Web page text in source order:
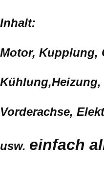
Inhalt:
Motor, Kupplung,
Kühlung,Heizung,
Vorderachse,
usw. einfach